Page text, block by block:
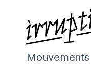
Mouvements